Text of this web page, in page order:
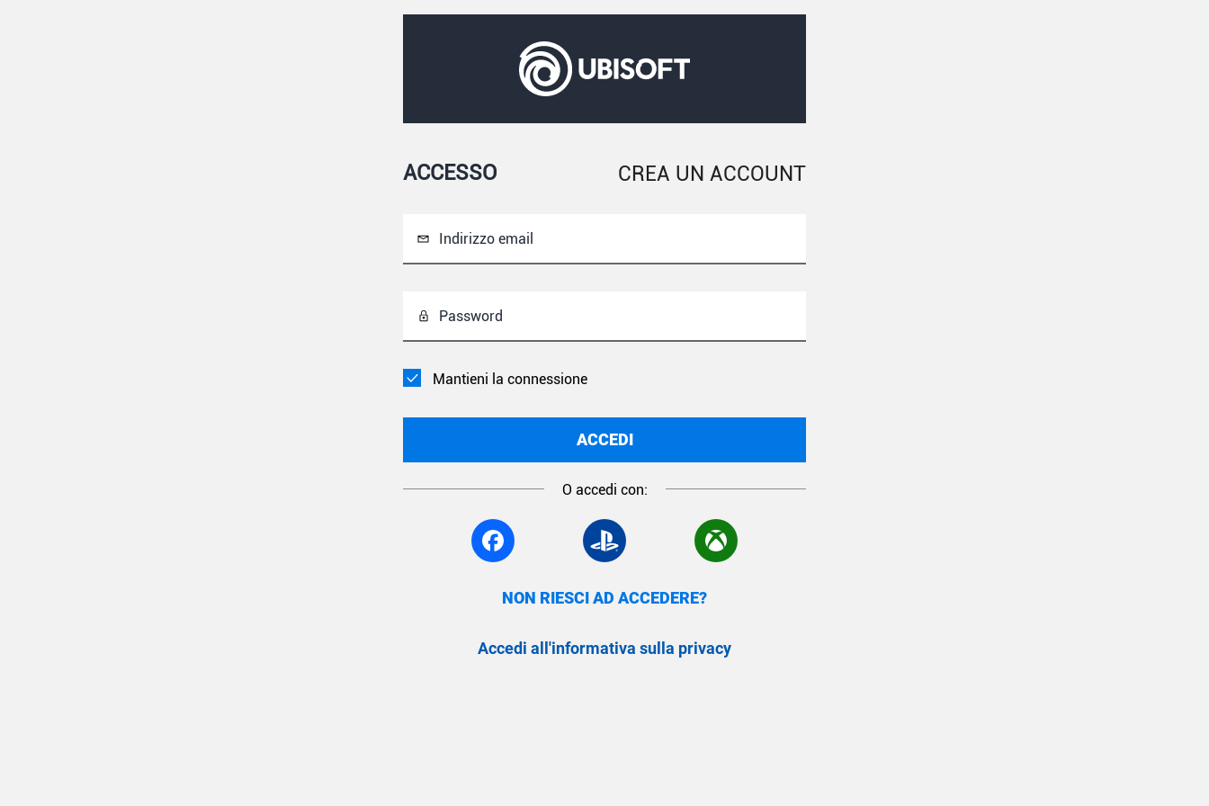
ACCESSO CREA UN ACCOUNT
Indirizzo email
Password
Mantieni la connessione
ACCEDI
O accedi con:
NON RIESCI AD ACCEDERE?
Accedi all'informativa sulla privacy